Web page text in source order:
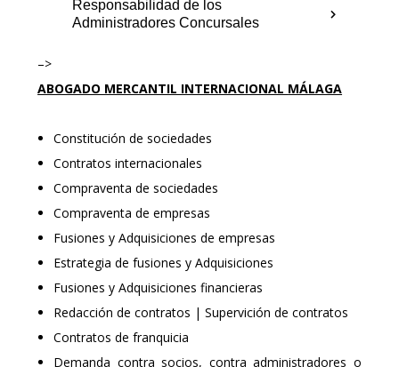
Responsabilidad de los
Administradores Concursales
–>
ABOGADO MERCANTIL INTERNACIONAL MÁLAGA
Constitución de sociedades
Contratos internacionales
Compraventa de sociedades
Compraventa de empresas
Fusiones y Adquisiciones de empresas
Estrategia de fusiones y Adquisiciones
Fusiones y Adquisiciones financieras
Redacción de contratos | Supervición de contratos
Contratos de franquicia
Demanda contra socios, contra administradores o